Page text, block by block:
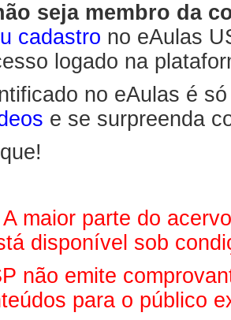
seja membro da
cadastro no eAulas
logado na
no eAulas é
e se surpreenda
A maior parte do
disponível sob
não emite
para o público